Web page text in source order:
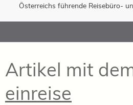
Österreichs führende Reisebüro-
to
Artikel mit
einreise